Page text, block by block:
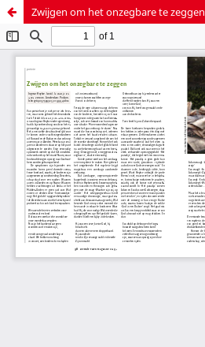
Zwijgen om het onzegbare te zeggen